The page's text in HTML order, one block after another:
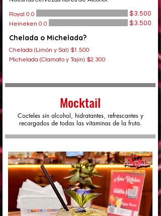
Royal 0.0 $3.500
Heineken 0.0 $3.500
Chelada o Michelada?
Chelada (Limón y Sal) $1.500
Michelada (Clamato y Tajin) $2.300
Mocktail
Cocteles sin alcohol, hidratantes, refrescantes y
recargados de todas las vitaminas de la fruta.